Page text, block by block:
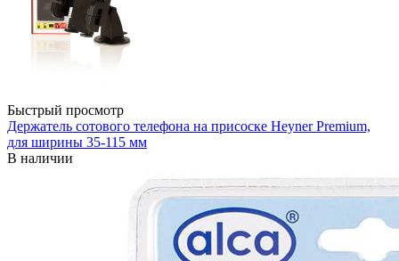
Быстрый просмотр
Держатель сотового телефона на присоске Heyner Premium,
для ширины 35-115 мм
В наличии